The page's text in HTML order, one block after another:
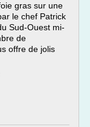
gras sur une
le chef Patrick
Sud-Ouest mi-
de
offre de jolis